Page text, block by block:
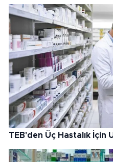
TEB'den Üç Hastalık İçin